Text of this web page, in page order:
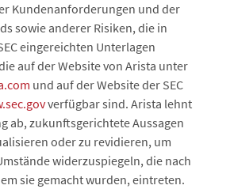
Kundenanforderungen und der
sowie anderer Risiken, die in
eingereichten Unterlagen
auf der Website von Arista unter
und auf der Website der SEC
verfügbar sind. Arista lehnt
ab, zukunftsgerichtete Aussagen
oder zu revidieren, um
widerzuspiegeln, die nach
sie gemacht wurden, eintreten.